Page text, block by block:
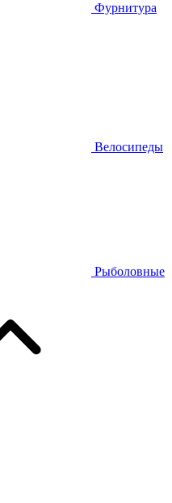
Фурнитура
Велосипеды
Рыболовные